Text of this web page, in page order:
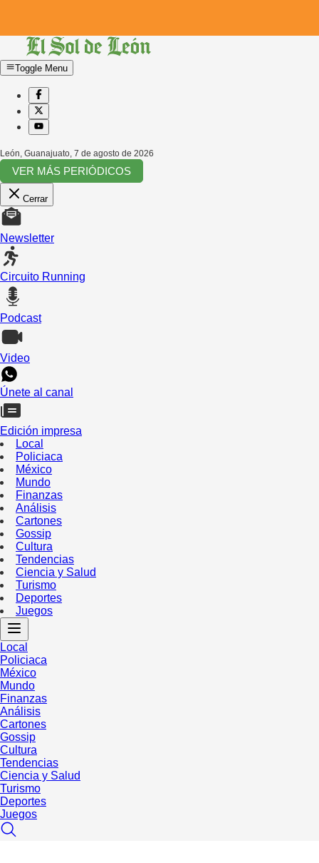
Toggle Menu
León, Guanajuato, 7 de agosto de 2026
VER MÁS PERIÓDICOS
Cerrar
Newsletter
Circuito Running
Podcast
Video
Únete al canal
Edición impresa
Local
Policiaca
México
Mundo
Finanzas
Análisis
Cartones
Gossip
Cultura
Tendencias
Ciencia y Salud
Turismo
Deportes
Juegos
Local
Policiaca
México
Mundo
Finanzas
Análisis
Cartones
Gossip
Cultura
Tendencias
Ciencia y Salud
Turismo
Deportes
Juegos